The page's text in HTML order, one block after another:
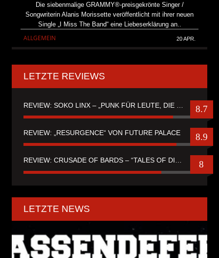
Die siebenmalige GRAMMY®-preisgekrönte Singer /
Songwriterin Alanis Morissette veröffentlicht mit ihrer neuen
Single „I Miss The Band“ eine Liebeserklärung an..
ALLGEMEIN 20 APR.
LETZTE REVIEWS
8.7
REVIEW: „RESURGENCE“ VON FUTURE PALACE 8.9
REVIEW: CRUSADE OF BARDS – “TALES OF DISTANT WORLDS“ 8
LETZTE NEWS